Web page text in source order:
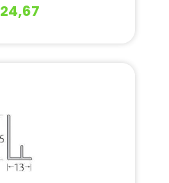
24,67